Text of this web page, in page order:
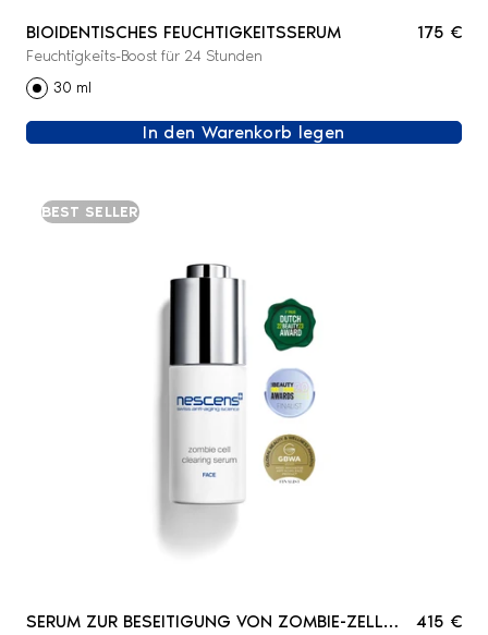
BIOIDENTISCHES FEUCHTIGKEITSSERUM
Feuchtigkeits-Boost für 24 Stunden
175 €
30 ml
In den Warenkorb legen
BEST SELLER
SERUM ZUR BESEITIGUNG VON ZOMBIE-ZELLEN
415 €